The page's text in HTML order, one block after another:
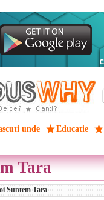
unde Educatie
Tara
Suntem Tara